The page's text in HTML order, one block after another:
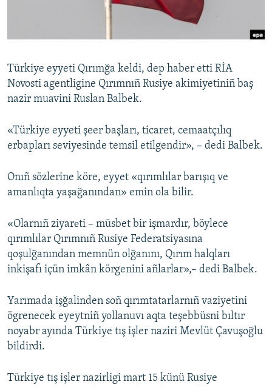
Українською
QOŞULIÑIZ!
RFE/RS bütün saytları
Türkiye eyyeti Qırımğa keldi, dep haber etti RİA
Novosti agentligine Qırımnıñ Rusiye akimiyetiniñ baş
nazir muavini Ruslan Balbek.
«Türkiye eyyeti şeer başları, ticaret, cemaatçılıq
erbapları seviyesinde temsil etilgendir», – dedi Balbek.
Onıñ sözlerine köre, eyyet «qırımlılar barışıq ve
amanlıqta yaşağanından» emin ola bilir.
«Olarnıñ ziyarеti – müsbet bir işmardır, böylece
qırımlılar Qırımnıñ Rusiye Federatsiyasına
qoşulğanından memnün olğanını, Qırım halqları
inkişafı içün imkân körgenini añlarlar»,– dedi Balbek.
Yarımada işğalinden soñ qırımtatarlarnıñ vaziyetini
ögrenecek eyeytniñ yollanuvı aqta teşebbüsni bıltır
noyabr ayında Türkiye tış işler naziri Mevlüt Çavuşoğlu
bildirdi.
Türkiye tış işler nazirligi mart 15 künü Rusiye